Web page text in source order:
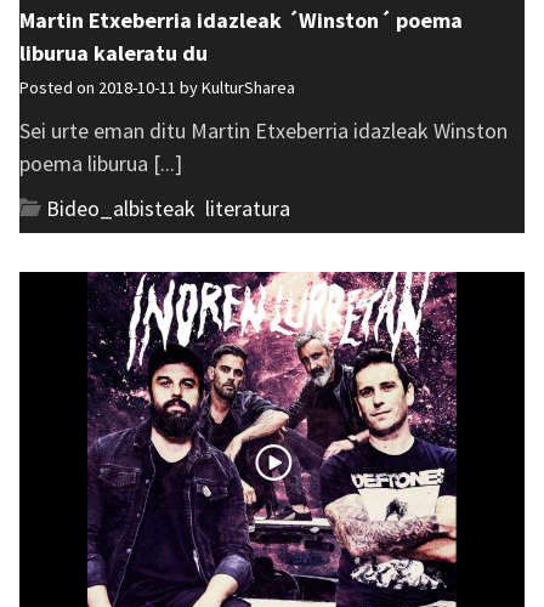
Martin Etxeberria idazleak ´Winston´ poema
liburua kaleratu du
Posted on 2018-10-11 byKulturSharea
Sei urte eman ditu Martin Etxeberria idazleak Winston
poema liburua [...]
Bideo_albisteak literatura